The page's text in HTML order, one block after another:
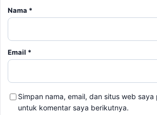
Nama *
Email *
Simpan nama, email, dan situs web
untuk komentar saya berikutnya.